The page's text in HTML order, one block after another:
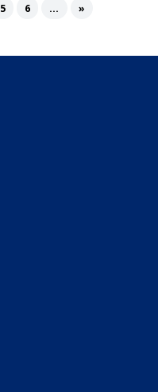
5 6 ... »